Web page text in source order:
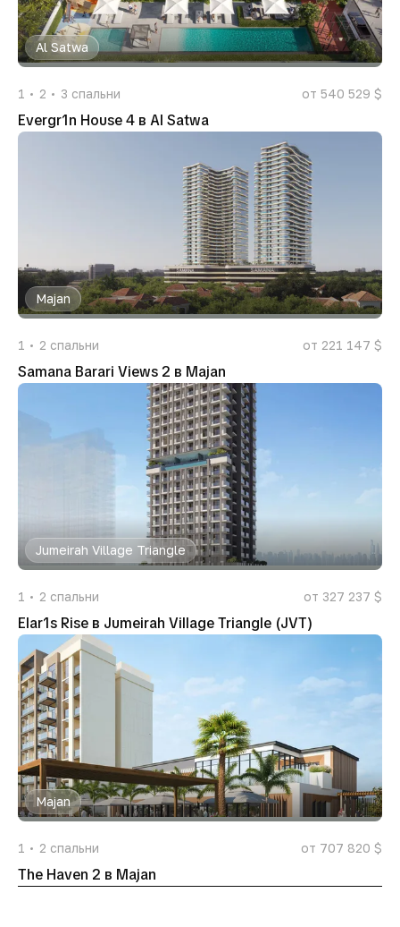
Al Satwa
1 2 3 спальни от 540 529 $
Evergr1n House 4 в Al Satwa
Majan
1 2 спальни от 221 147 $
Samana Barari Views 2 в Majan
Jumeirah Village Triangle
1 2 спальни от 327 237 $
Elar1s Rise в Jumeirah Village Triangle (JVT)
Majan
1 2 спальни от 707 820 $
The Haven 2 в Majan